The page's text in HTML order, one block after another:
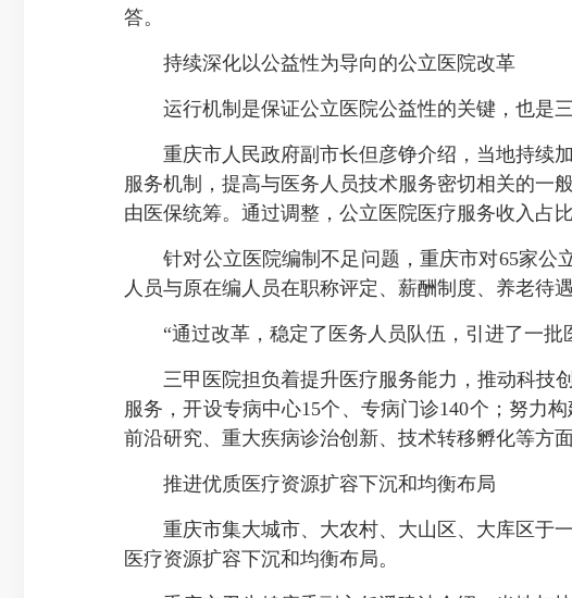
答。
持续深化以公益性为导向的公立医院改革
运行机制是保证公立医院公益性的关键，也是三
重庆市人民政府副市长但彦铮介绍，当地持续加
服务机制，提高与医务人员技术服务密切相关的一
由医保统筹。通过调整，公立医院医疗服务收入占比
针对公立医院编制不足问题，重庆市对65家公立
人员与原在编人员在职称评定、薪酬制度、养老待
“通过改革，稳定了医务人员队伍，引进了一批
三甲医院担负着提升医疗服务能力，推动科技创
服务，开设专病中心15个、专病门诊140个；努力
前沿研究、重大疾病诊治创新、技术转移孵化等方
推进优质医疗资源扩容下沉和均衡布局
重庆市集大城市、大农村、大山区、大库区于一
医疗资源扩容下沉和均衡布局。